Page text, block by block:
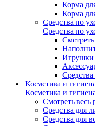
Корма
Корма
Средства по
Средства по
Смотреть
Игрушки
Косметика и гигиена
Косметика и гигиена
Смотреть весь
Средства для
Средства для